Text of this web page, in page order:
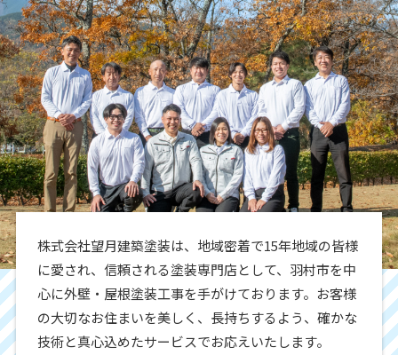
株式会社望月建築塗装は、地域密着で15年地域の皆様
に愛され、信頼される塗装専門店として、羽村市を中
心に外壁・屋根塗装工事を手がけております。お客様
の大切なお住まいを美しく、長持ちするよう、確かな
技術と真心込めたサービスでお応えいたします。